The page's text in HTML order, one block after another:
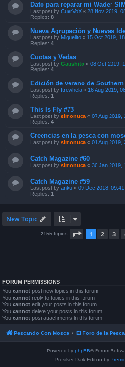
Dato para reparar mi Wader
Last post by CuerVoX « 28 Nov 2019,
Replies: 8
Nueva Agrupación y Nuevas
Last post by Miguelito « 15 Oct 2019,
Replies: 4
Cuotas y Vedas
Last post by Gaushito « 08 Oct 2019,
Replies: 4
Edición de verano de
Last post by ftrewhela « 16 Aug 2019,
Replies: 1
This Is Fly #73
Last post by simonuca « 07 Aug 2019,
Replies: 4
Creencias en la pesca con
Last post by simonuca « 01 Aug 2019,
Catch Magazine #60
Last post by simonuca « 30 Jan 2019,
Catch Magazine #59
Last post by anku « 09 Dec 2018, 09:41
Replies: 1
New Topic
2155 topics Page 1of 44
1 2 3
FORUM PERMISSIONS
You cannot post new topics in this forum
You cannot reply to topics in this forum
You cannot edit your posts in this forum
You cannot delete your posts in this forum
You cannot post attachments in this forum
Pescando Con Mosca El Foro de la
Powered by phpBB® Forum
Prosilver Dark Edition by